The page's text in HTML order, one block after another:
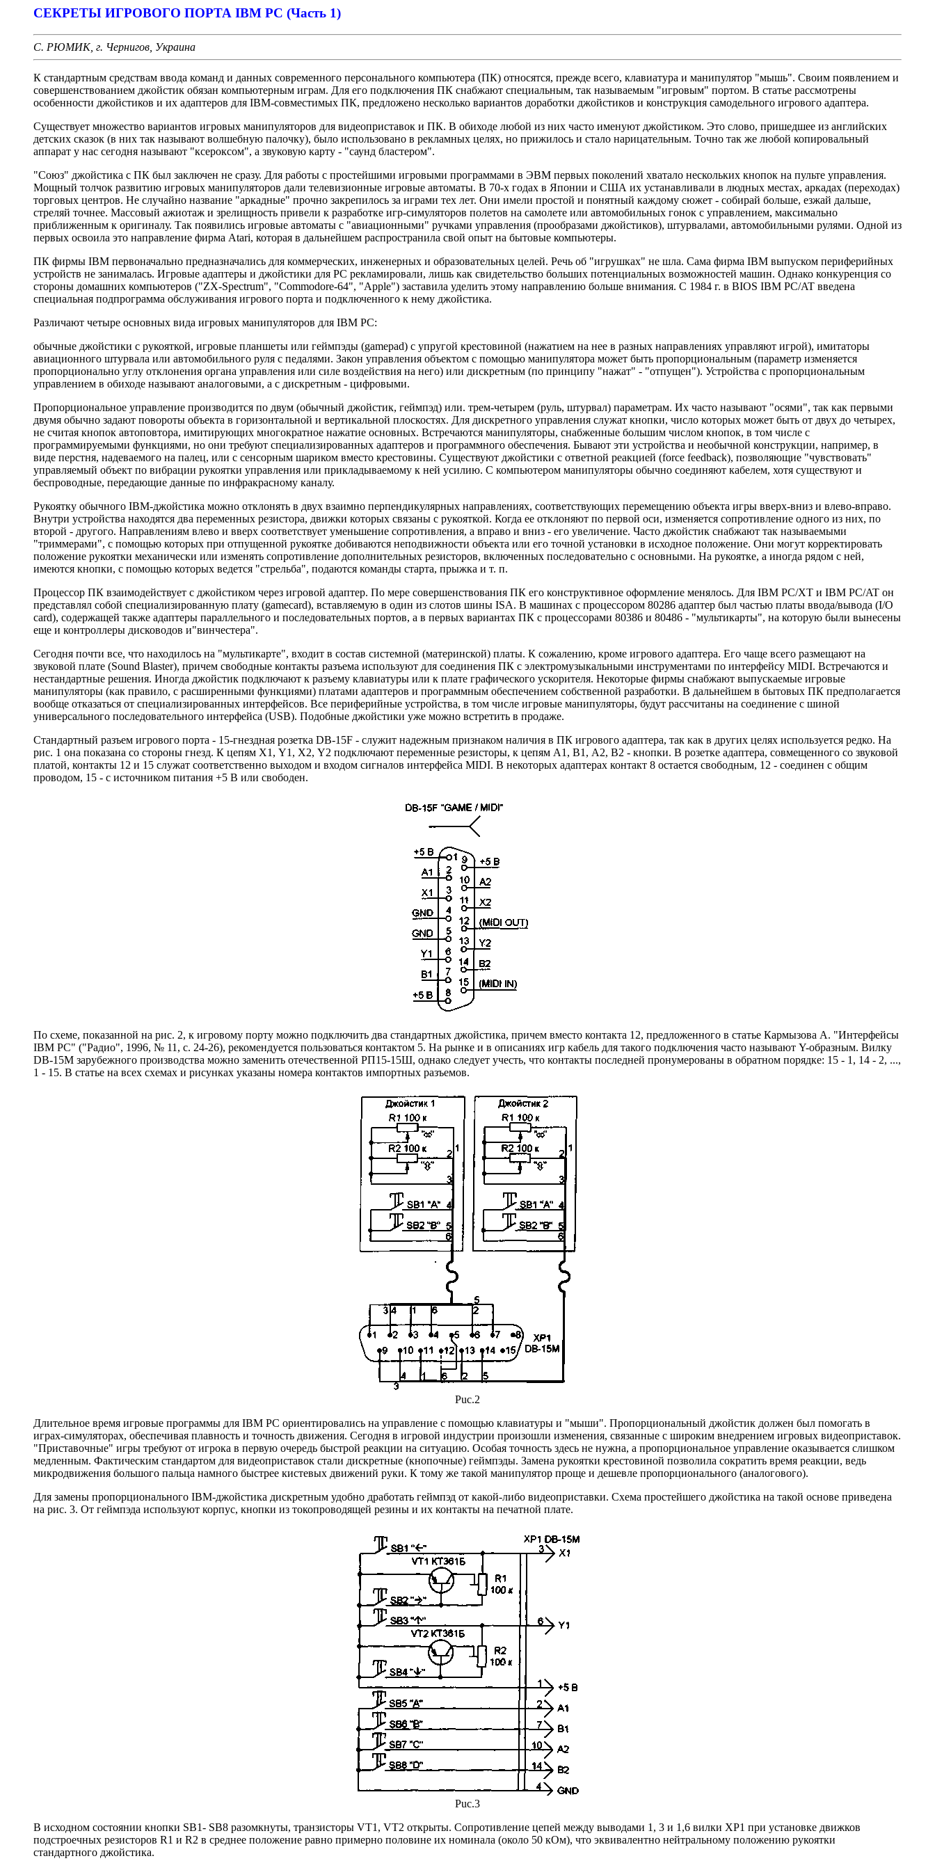
СЕКРЕТЫ ИГРОВОГО ПОРТА IBM PC (Часть 1)
С. РЮМИК, г. Чернигов, Украина
К стандартным средствам ввода команд и данных современного персонального компьютера (ПК) относятся, прежде всего, клавиатура и манипулятор "мышь". Своим появлением и
совершенствованием джойстик обязан компьютерным играм. Для его подключения ПК снабжают специальным, так называемым "игровым" портом. В статье рассмотрены
особенности джойстиков и их адаптеров для IBM-совместимых ПК, предложено несколько вариантов доработки джойстиков и конструкция самодельного игрового адаптера.
Существует множество вариантов игровых манипуляторов для видеоприставок и ПК. В обиходе любой из них часто именуют джойстиком. Это слово, пришедшее из английских
детских сказок (в них так называют волшебную палочку), было использовано в рекламных целях, но прижилось и стало нарицательным. Точно так же любой копировальный
аппарат у нас сегодня называют "ксероксом", а звуковую карту - "саунд бластером".
"Союз" джойстика с ПК был заключен не сразу. Для работы с простейшими игровыми программами в ЭВМ первых поколений хватало нескольких кнопок на пульте управления.
Мощный толчок развитию игровых манипуляторов дали телевизионные игровые автоматы. В 70-х годах в Японии и США их устанавливали в людных местах, аркадах (переходах)
торговых центров. Не случайно название "аркадные" прочно закрепилось за играми тех лет. Они имели простой и понятный каждому сюжет - собирай больше, езжай дальше,
стреляй точнее. Массовый ажиотаж и зрелищность привели к разработке игр-симуляторов полетов на самолете или автомобильных гонок с управлением, максимально
приближенным к оригиналу. Так появились игровые автоматы с "авиационными" ручками управления (прообразами джойстиков), штурвалами, автомобильными рулями. Одной из
первых освоила это направление фирма Atari, которая в дальнейшем распространила свой опыт на бытовые компьютеры.
ПК фирмы IBM первоначально предназначались для коммерческих, инженерных и образовательных целей. Речь об "игрушках" не шла. Сама фирма IBM выпуском периферийных
устройств не занималась. Игровые адаптеры и джойстики для PC рекламировали, лишь как свидетельство больших потенциальных возможностей машин. Однако конкуренция со
стороны домашних компьютеров ("ZX-Spectrum", "Commodore-64", "Apple") заставила уделить этому направлению больше внимания. С 1984 г. в BIOS IBM PC/AT введена
специальная подпрограмма обслуживания игрового порта и подключенного к нему джойстика.
Различают четыре основных вида игровых манипуляторов для IBM PC:
обычные джойстики с рукояткой, игровые планшеты или геймпэды (gamepad) с упругой крестовиной (нажатием на нее в разных направлениях управляют игрой), имитаторы
авиационного штурвала или автомобильного руля с педалями. Закон управления объектом с помощью манипулятора может быть пропорциональным (параметр изменяется
пропорционально углу отклонения органа управления или силе воздействия на него) или дискретным (по принципу "нажат" - "отпущен"). Устройства с пропорциональным
управлением в обиходе называют аналоговыми, а с дискретным - цифровыми.
Пропорциональное управление производится по двум (обычный джойстик, геймпэд) или. трем-четырем (руль, штурвал) параметрам. Их часто называют "осями", так как первыми
двумя обычно задают повороты объекта в горизонтальной и вертикальной плоскостях. Для дискретного управления служат кнопки, число которых может быть от двух до четырех,
не считая кнопок автоповтора, имитирующих многократное нажатие основных. Встречаются манипуляторы, снабженные большим числом кнопок, в том числе с
программируемыми функциями, но они требуют специализированных адаптеров и программного обеспечения. Бывают эти устройства и необычной конструкции, например, в
виде перстня, надеваемого на палец, или с сенсорным шариком вместо крестовины. Существуют джойстики с ответной реакцией (force feedback), позволяющие "чувствовать"
управляемый объект по вибрации рукоятки управления или прикладываемому к ней усилию. С компьютером манипуляторы обычно соединяют кабелем, хотя существуют и
беспроводные, передающие данные по инфракрасному каналу.
Рукоятку обычного IBM-джойстика можно отклонять в двух взаимно перпендикулярных направлениях, соответствующих перемещению объекта игры вверх-вниз и влево-вправо.
Внутри устройства находятся два переменных резистора, движки которых связаны с рукояткой. Когда ее отклоняют по первой оси, изменяется сопротивление одного из них, по
второй - другого. Направлениям влево и вверх соответствует уменьшение сопротивления, а вправо и вниз - его увеличение. Часто джойстик снабжают так называемыми
"триммерами", с помощью которых при отпущенной рукоятке добиваются неподвижности объекта или его точной установки в исходное положение. Они могут корректировать
положение рукоятки механически или изменять сопротивление дополнительных резисторов, включенных последовательно с основными. На рукоятке, а иногда рядом с ней,
имеются кнопки, с помощью которых ведется "стрельба", подаются команды старта, прыжка и т. п.
Процессор ПК взаимодействует с джойстиком через игровой адаптер. По мере совершенствования ПК его конструктивное оформление менялось. Для IBM PC/XT и IBM PC/AT он
представлял собой специализированную плату (gamecard), вставляемую в один из слотов шины ISA. В машинах с процессором 80286 адаптер был частью платы ввода/вывода (I/O
card), содержащей также адаптеры параллельного и последовательных портов, а в первых вариантах ПК с процессорами 80386 и 80486 - "мультикарты", на которую были вынесены
еще и контроллеры дисководов и"винчестера".
Сегодня почти все, что находилось на "мультикарте", входит в состав системной (материнской) платы. К сожалению, кроме игрового адаптера. Его чаще всего размещают на
звуковой плате (Sound Blaster), причем свободные контакты разъема используют для соединения ПК с электромузыкальными инструментами по интерфейсу MIDI. Встречаются и
нестандартные решения. Иногда джойстик подключают к разъему клавиатуры или к плате графического ускорителя. Некоторые фирмы снабжают выпускаемые игровые
манипуляторы (как правило, с расширенными функциями) платами адаптеров и программным обеспечением собственной разработки. В дальнейшем в бытовых ПК предполагается
вообще отказаться от специализированных интерфейсов. Все периферийные устройства, в том числе игровые манипуляторы, будут рассчитаны на соединение с шиной
универсального последовательного интерфейса (USB). Подобные джойстики уже можно встретить в продаже.
Стандартный разъем игрового порта - 15-гнездная розетка DB-15F - служит надежным признаком наличия в ПК игрового адаптера, так как в других целях используется редко. На
рис. 1 она показана со стороны гнезд. К цепям Х1, Y1, Х2, Y2 подключают переменные резисторы, к цепям А1, В1, А2, В2 - кнопки. В розетке адаптера, совмещенного со звуковой
платой, контакты 12 и 15 служат соответственно выходом и входом сигналов интерфейса MIDI. В некоторых адаптерах контакт 8 остается свободным, 12 - соединен с общим
проводом, 15 - с источником питания +5 В или свободен.
По схеме, показанной на рис. 2, к игровому порту можно подключить два стандартных джойстика, причем вместо контакта 12, предложенного в статье Кармызова А. "Интерфейсы
IBM PC" ("Радио", 1996, № 11, с. 24-26), рекомендуется пользоваться контактом 5. На рынке и в описаниях игр кабель для такого подключения часто называют Y-образным. Вилку
DB-15M зарубежного производства можно заменить отечественной РП15-15Ш, однако следует учесть, что контакты последней пронумерованы в обратном порядке: 15 - 1, 14 - 2, ...,
1 - 15. В статье на всех схемах и рисунках указаны номера контактов импортных разъемов.
Puc.2
Длительное время игровые программы для IBM PC ориентировались на управление с помощью клавиатуры и "мыши". Пропорциональный джойстик должен был помогать в
играх-симуляторах, обеспечивая плавность и точность движения. Сегодня в игровой индустрии произошли изменения, связанные с широким внедрением игровых видеоприставок.
"Приставочные" игры требуют от игрока в первую очередь быстрой реакции на ситуацию. Особая точность здесь не нужна, а пропорциональное управление оказывается слишком
медленным. Фактическим стандартом для видеоприставок стали дискретные (кнопочные) геймпэды. Замена рукоятки крестовиной позволила сократить время реакции, ведь
микродвижения большого пальца намного быстрее кистевых движений руки. К тому же такой манипулятор проще и дешевле пропорционального (аналогового).
Для замены пропорционального IBM-джойстика дискретным удобно дработать геймпэд от какой-либо видеоприставки. Схема простейшего джойстика на такой основе приведена
на рис. 3. От геймпэда используют корпус, кнопки из токопроводящей резины и их контакты на печатной плате.
Puc.3
В исходном состоянии кнопки SB1- SB8 разомкнуты, транзисторы VT1, VT2 открыты. Сопротивление цепей между выводами 1, 3 и 1,6 вилки ХР1 при установке движков
подстроечных резисторов R1 и R2 в среднее положение равно примерно половине их номинала (около 50 кОм), что эквивалентно нейтральному положению рукоятки
стандартного джойстика.